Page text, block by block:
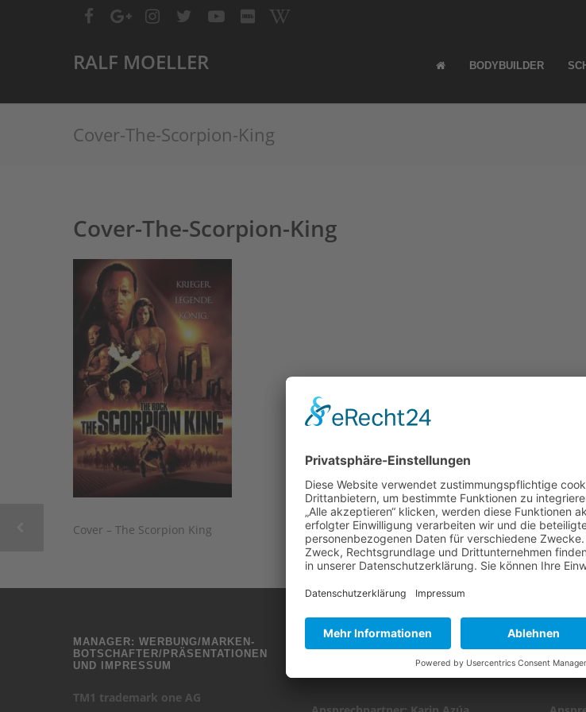
RALF MOELLER BODYBUILDER
Cover-The-Scorpion-King
Cover-The-Scorpion-King
Cover – The Scorpion King
MANAGER: WERBUNG/MARKEN-
BOTSCHAFTER/PRÄSENTATIONEN
UND IMPRESSUM
TM1 trademark one AG
ANFRAGEN TV-SHOWS/QUIZ